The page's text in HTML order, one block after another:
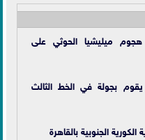
هجوم ميليشيا الحوثي على
يقوم بجولة في الخط الثالث
الكورية الجنوبية بالقاهرة